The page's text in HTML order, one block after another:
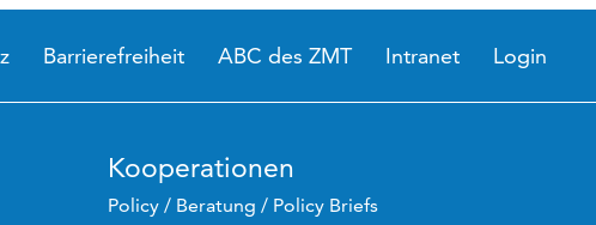
Barrierefreiheit ABC des ZMT Intranet Login
Kooperationen
Policy / Beratung / Policy Briefs